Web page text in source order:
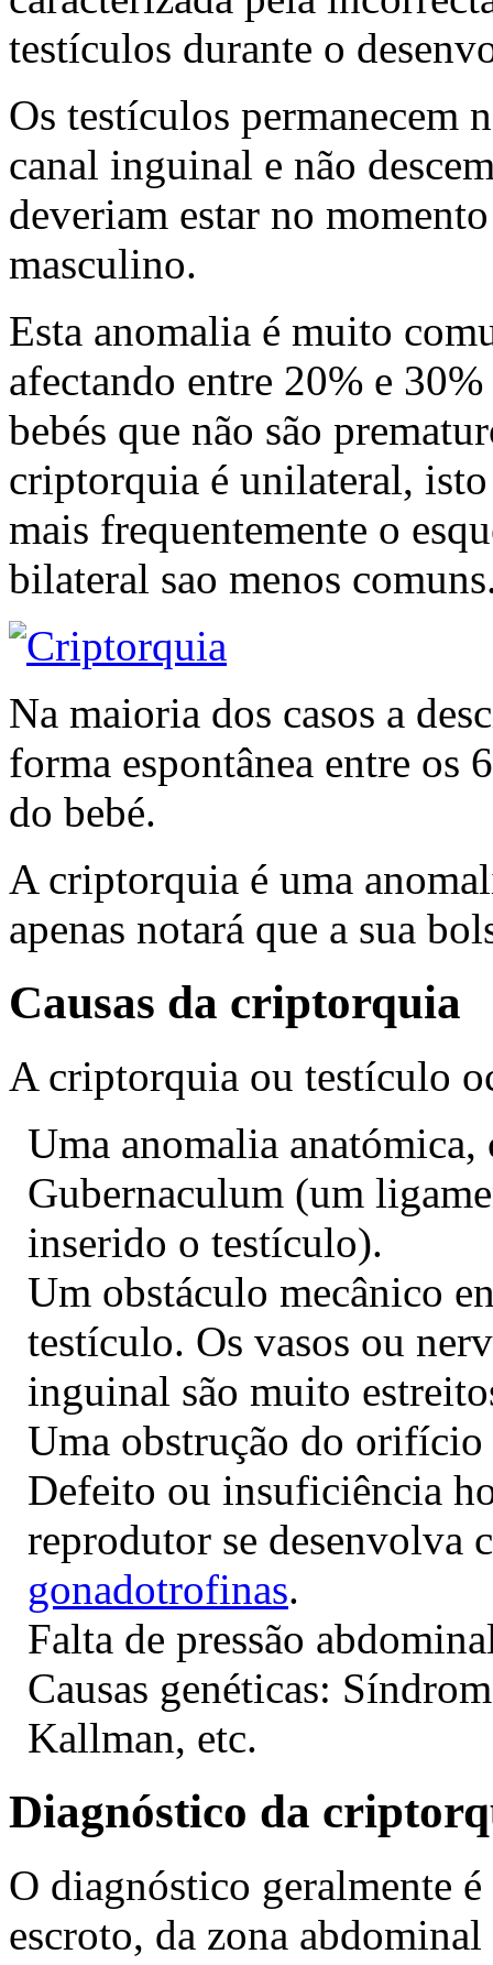
testículos durante o
Os testículos permanecem
canal inguinal e não
deveriam estar no
masculino.
Esta anomalia é muito
afectando entre 20% e
bebés que não são
criptorquia é unilateral,
mais frequentemente o
bilateral sao menos
Na maioria dos casos a
forma espontânea entre os
do bebé.
A criptorquia é uma
apenas notará que a sua
Causas da criptorquia
A criptorquia ou testículo
Uma anomalia
Gubernaculum (um
inserido o testículo).
Um obstáculo mecânico
testículo. Os vasos ou
inguinal são muito
Uma obstrução do orifício
Defeito ou insuficiência
reprodutor se desenvolva
gonadotrofinas.
Falta de pressão
Causas genéticas:
Kallman, etc.
Diagnóstico da
O diagnóstico geralmente
escroto, da zona